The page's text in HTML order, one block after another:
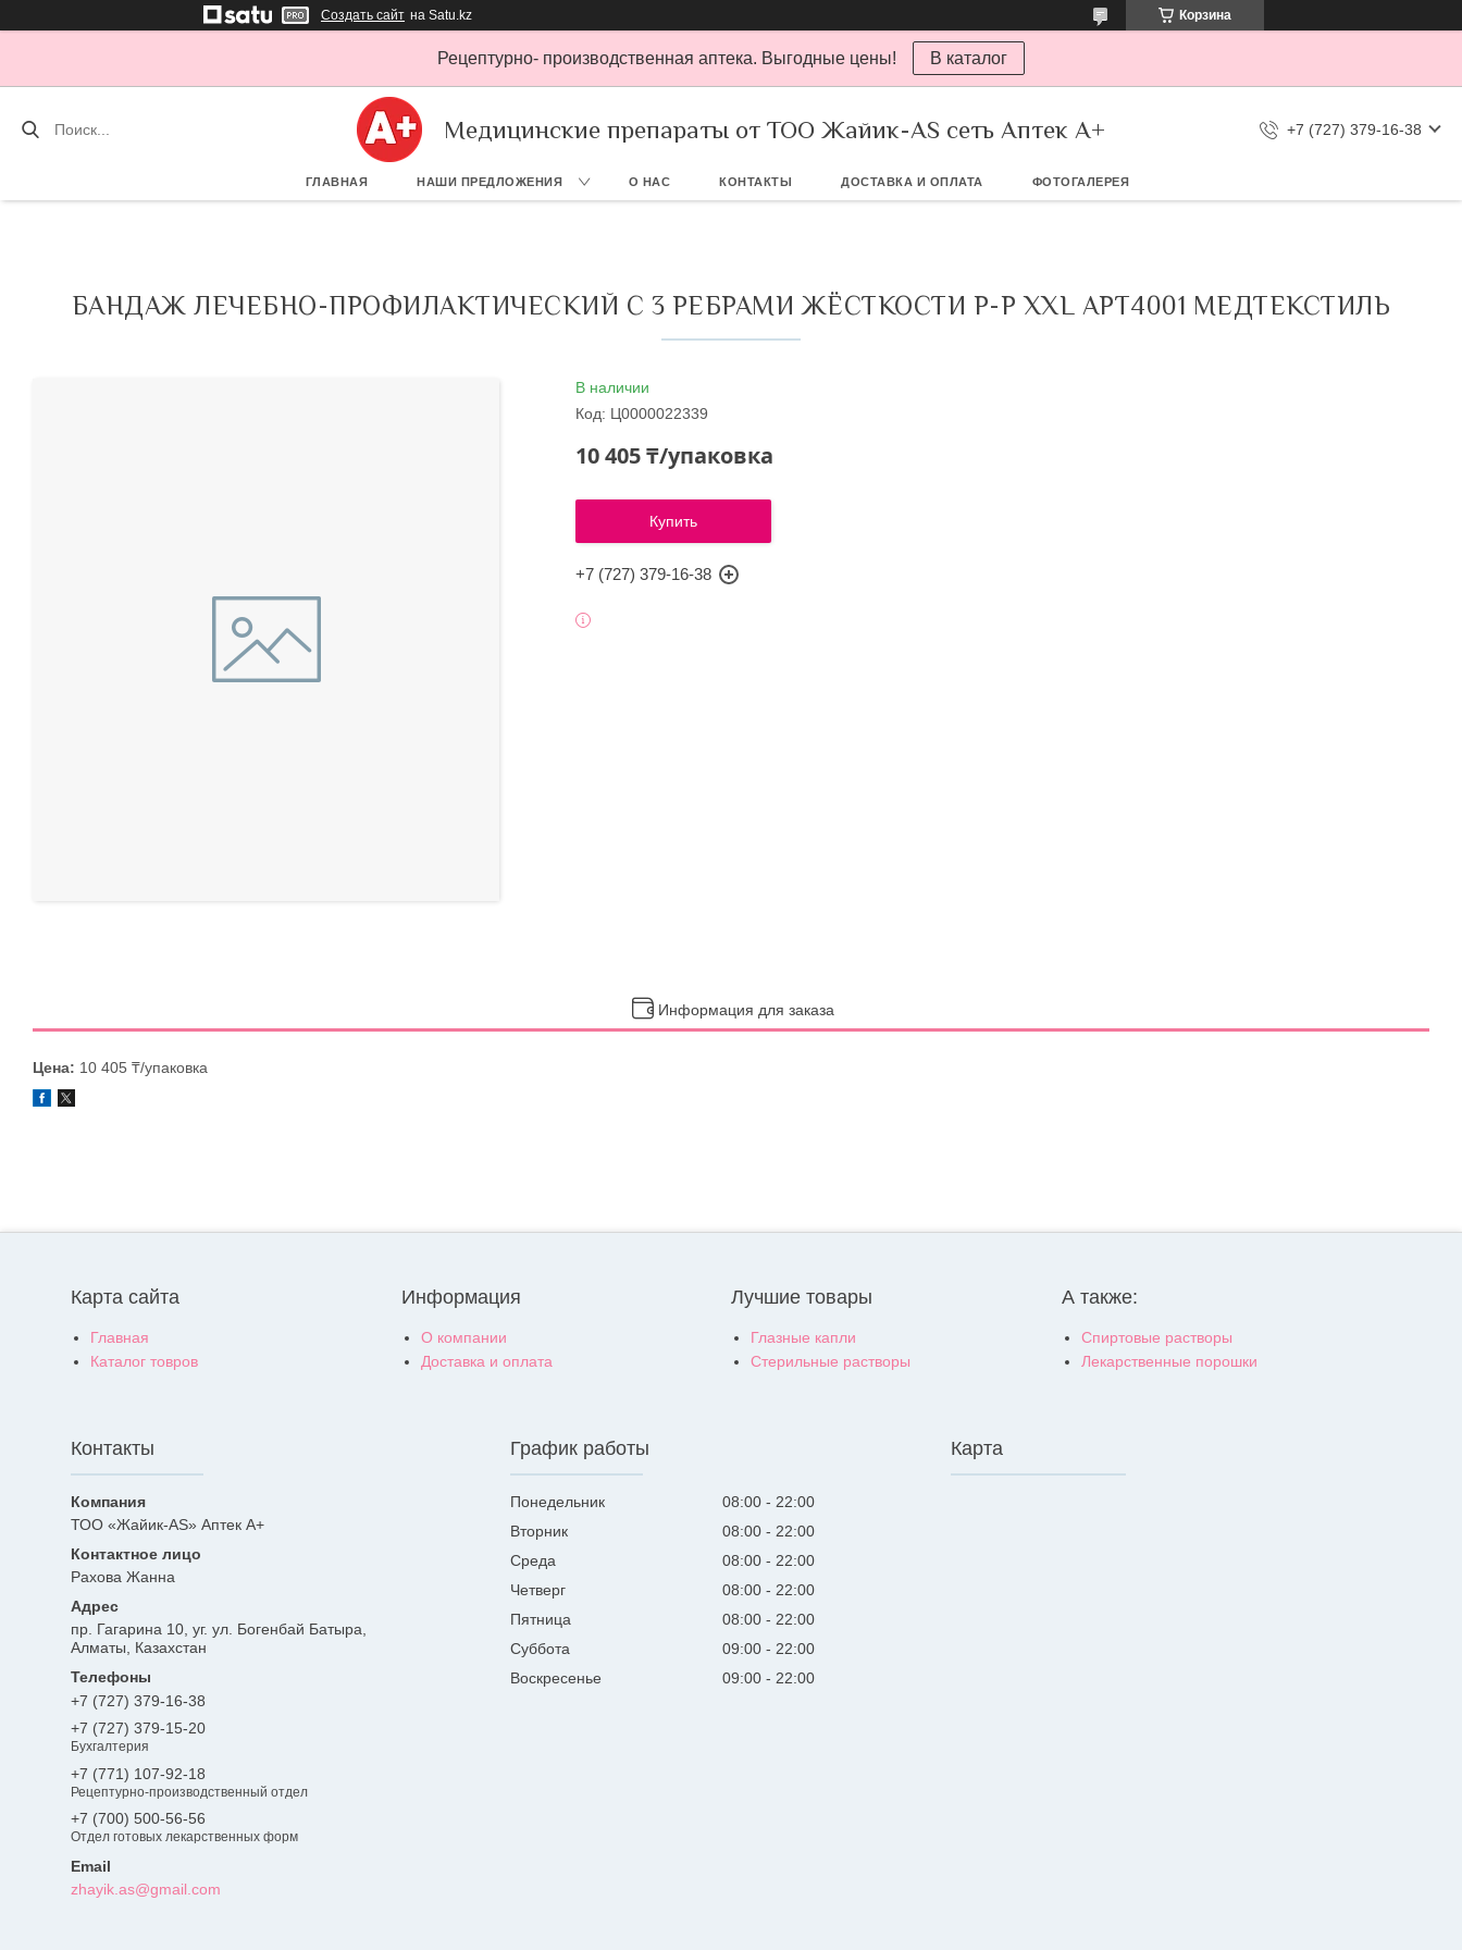
Создать сайт на Satu.kz Корзина
Рецептурно- производственная аптека. Выгодные цены! В каталог
Медицинские препараты от ТОО Жайик-AS сеть Аптек А+ +7 (727) 379-16-38
ГЛАВНАЯ НАШИ ПРЕДЛОЖЕНИЯ О НАС КОНТАКТЫ ДОСТАВКА И ОПЛАТА ФОТОГАЛЕРЕЯ
БАНДАЖ ЛЕЧЕБНО-ПРОФИЛАКТИЧЕСКИЙ С 3 РЕБРАМИ ЖЁСТКОСТИ Р-Р XXL АРТ4001 МЕДТЕКСТИЛЬ
В наличии
Код: Ц0000022339
10 405 ₸/упаковка
Купить
+7 (727) 379-16-38
Информация для заказа
Цена: 10 405 ₸/упаковка
Карта сайта
Главная
Каталог товров
Информация
О компании
Доставка и оплата
Лучшие товары
Глазные капли
Стерильные растворы
А также:
Спиртовые растворы
Лекарственные порошки
Контакты
ТОО «Жайик-AS» Аптек А+
Рахова Жанна
пр. Гагарина 10, уг. ул. Богенбай Батыра,
Алматы, Казахстан
+7 (727) 379-16-38
+7 (727) 379-15-20
Бухгалтерия
+7 (771) 107-92-18
Рецептурно-производственный отдел
+7 (700) 500-56-56
Отдел готовых лекарственных форм
zhayik.as@gmail.com
График работы
Понедельник 08:00
22:00
Вторник
08:00
22:00
Среда
08:00
22:00
Четверг
08:00
22:00
Пятница
08:00
22:00
Суббота
09:00
22:00
Воскресенье
09:00 22:00
Карта